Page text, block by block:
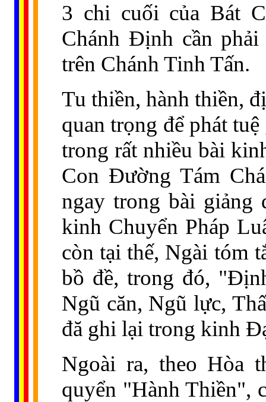
3 chi cuối của Bát
Chánh Định cần
trên Chánh Tinh Tấn.
Tu thiền, hành thiền,
quan trọng để phát
trong rất nhiều bài
Con Đường Tám
ngay trong bài giảng
kinh Chuyển Pháp
còn tại thế, Ngài tóm
bồ đề, trong đó,
Ngũ căn, Ngũ lực,
đă ghi lại trong kinh
Ngoài ra, theo Hòa
quyển "Hành Thiền",